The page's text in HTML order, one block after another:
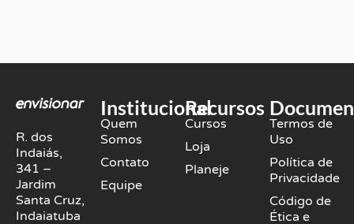
R. dos
Indaiás,
341 –
Jardim
Santa Cruz,
Indaiatuba
Institucional
Quem
Somos
Contato
Equipe
Recursos
Cursos
Loja
Planeje
Termos de
Uso
Política de
Privacidade
Código de
Ética e